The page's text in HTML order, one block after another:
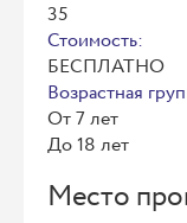
35
Стоимость:
БЕСПЛАТНО
Возрастная
От 7 лет
До 18 лет
Место